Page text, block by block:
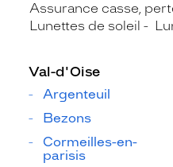
Assurance casse,
Lunettes de soleil
Val-d'Oise
Argenteuil
Bezons
Cormeilles-en-
parisis